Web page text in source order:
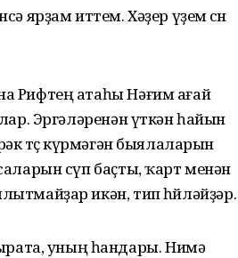
ярҙам иттем. Хәҙер үҙем өсөн
Рифтең атаһы Нәғим ағай
Эргәләренән үткән һайын
төҫө күрмәгән быялаларын
сүп баҫты, ҡарт менән
икән, тип һөйләйҙәр.
уның һандары. Нимә